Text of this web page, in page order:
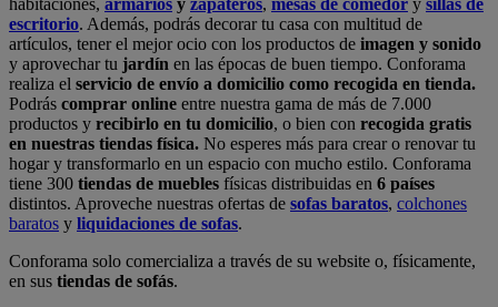
escritorio. Además, podrás decorar tu casa con multitud de
artículos, tener el mejor ocio con los productos de imagen y sonido
y aprovechar tu jardín en las épocas de buen tiempo. Conforama
realiza el servicio de envío a domicilio como recogida en tienda.
Podrás comprar online entre nuestra gama de más de 7.000
productos y recibirlo en tu domicilio, o bien con recogida gratis
en nuestras tiendas física. No esperes más para crear o renovar tu
hogar y transformarlo en un espacio con mucho estilo. Conforama
tiene 300 tiendas de muebles físicas distribuidas en 6 países
distintos. Aproveche nuestras ofertas de sofas baratos, colchones
baratos y liquidaciones de sofas.
Conforama solo comercializa a través de su website o, físicamente,
en sus tiendas de sofás.